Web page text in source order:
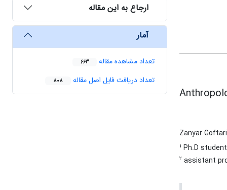
Zanyar
1 Ph.D
2 assistant
ارجاع به این مقاله
آمار
تعداد مشاهده مقاله 663
تعداد دریافت فایل اصل مقاله 808